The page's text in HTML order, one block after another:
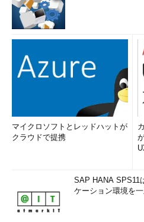
マイクロソフトとレッドハットが
クラウドで提携
SAP HANA SPS11
ケーション環境を